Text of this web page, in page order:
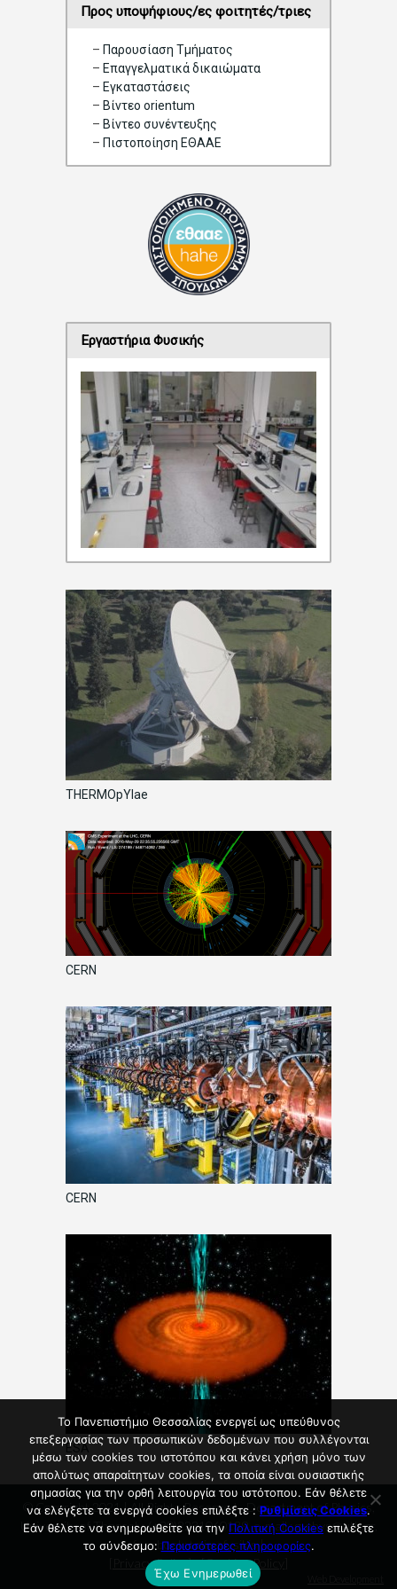
Προς υποψήφιους/ες φοιτητές/τριες
– Παρουσίαση Τμήματος
– Επαγγελματικά δικαιώματα
– Eγκαταστάσεις
– Βίντεο orientum
– Bίντεο συνέντευξης
– Πιστοποίηση ΕΘΑΑΕ
Εργαστήρια Φυσικής
THERMOpYlae
CERN
CERN
ESA
© Copyright 2021 | All Rights Reserved - Department of Physics,
University of Thessaly, (+30)2231060139, e-mail : g-phys@uth.gr,
facebook: tmimafysikis |
Privacy Policy] - [Cookies Policy
Το Πανεπιστήμιο Θεσσαλίας ενεργεί ως υπεύθυνος
επεξεργασίας των προσωπικών δεδομένων που συλλέγονται
μέσω των cookies του ιστοτόπου και κάνει χρήση μόνο των
απολύτως απαραίτητων cookies, τα οποία είναι ουσιαστικής
σημασίας για την ορθή λειτουργία του ιστότοπου. Εάν θέλετε
να ελέγξετε τα ενεργά cookies επιλέξτε : Ρυθμίσεις Cookies.
Εάν θέλετε να ενημερωθείτε για την Πολιτική Cookies επιλέξτε
το σύνδεσμο: Περισσότερες πληροφορίες.
Έχω Ενημερωθεί